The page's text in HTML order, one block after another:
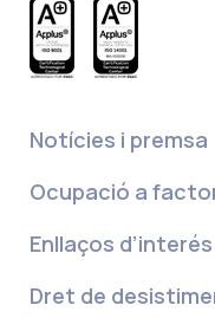
Notícies i premsa
Ocupació a
Enllaços d’interés
Dret de